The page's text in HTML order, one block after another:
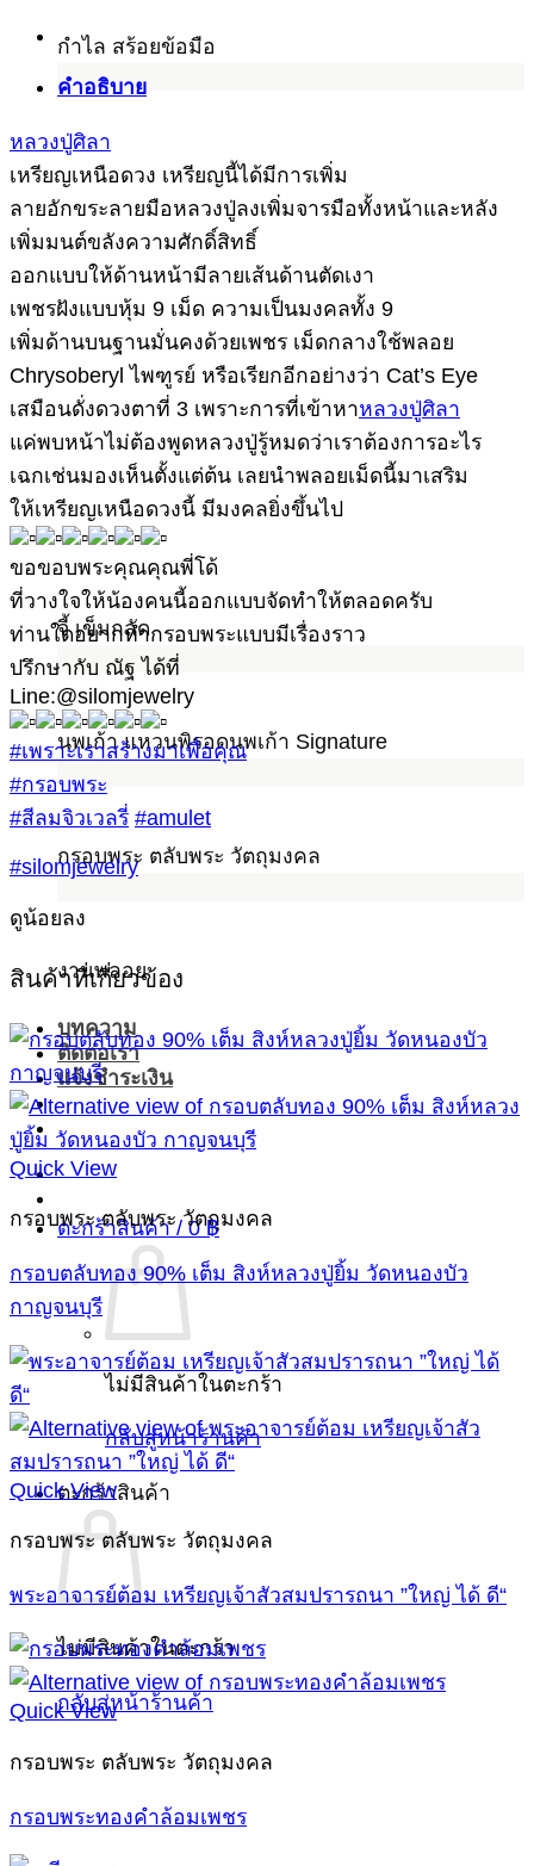
กำไล สร้อยข้อมือ
จี้ เข็มกลัด
นพเก้า แหวนพิรอดนพเก้า Signature
กรอบพระ ตลับพระ วัตถุมงคล
งานพลอย
บทความ
ติดต่อเรา
แจ้งชำระเงิน
ตะกร้าสินค้า / 0฿
ไม่มีสินค้าในตะกร้า
กลับสู่หน้าร้านค้า
ตะกร้าสินค้า
ไม่มีสินค้าในตะกร้า
กลับสู่หน้าร้านค้า
คำอธิบาย
หลวงปู่ศิลา
เหรียญเหนือดวง เหรียญนี้ได้มีการเพิ่ม
ลายอักขระลายมือหลวงปู่ลงเพิ่มจารมือทั้งหน้าและหลัง
เพิ่มมนต์ขลังความศักดิ์สิทธิ์
ออกแบบให้ด้านหน้ามีลายเส้นด้านตัดเงา
เพชรฝังแบบหุ้ม 9 เม็ด ความเป็นมงคลทั้ง 9
เพิ่มด้านบนฐานมั่นคงด้วยเพชร เม็ดกลางใช้พลอย
Chrysoberyl ไพฑูรย์ หรือเรียกอีกอย่างว่า Cat’s Eye
เสมือนดั่งดวงตาที่ 3 เพราะการที่เข้าหาหลวงปู่ศิลา
แค่พบหน้าไม่ต้องพูดหลวงปู่รู้หมดว่าเราต้องการอะไร
เฉกเช่นมองเห็นตั้งแต่ต้น เลยนำพลอยเม็ดนี้มาเสริม
ให้เหรียญเหนือดวงนี้ มีมงคลยิ่งขึ้นไป
ขอขอบพระคุณคุณพี่โด้
ที่วางใจให้น้องคนนี้ออกแบบจัดทำให้ตลอดครับ
ท่านใดอยากทำกรอบพระแบบมีเรื่องราว
ปรึกษากับ ณัฐ ได้ที่
Line:@silomjewelry
#เพราะเราสร้างมาเพื่อคุณ
#กรอบพระ
#สีลมจิวเวลรี่ #amulet
#silomjewelry
ดูน้อยลง
สินค้าที่เกี่ยวข้อง
Quick View
กรอบพระ ตลับพระ วัตถุมงคล
กรอบตลับทอง 90% เต็ม สิงห์หลวงปู่ยิ้ม วัดหนองบัว
กาญจนบุรี
Quick View
กรอบพระ ตลับพระ วัตถุมงคล
พระอาจารย์ต้อม เหรียญเจ้าสัวสมปรารถนา ”ใหญ่ ได้ ดี“
Quick View
กรอบพระ ตลับพระ วัตถุมงคล
กรอบพระทองคำล้อมเพชร